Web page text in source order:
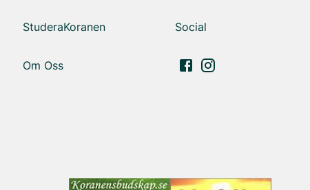
StuderaKoranen
Om Oss
Social